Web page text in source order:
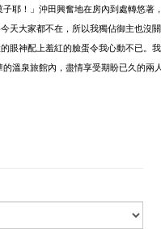
耶！」沖田興奮地在房內到處轉悠著
天大家都不在，所以我獨佔御主也沒
眼神配上羞紅的臉蛋令我心動不已。
溫泉旅館內，盡情享受期盼已久的兩